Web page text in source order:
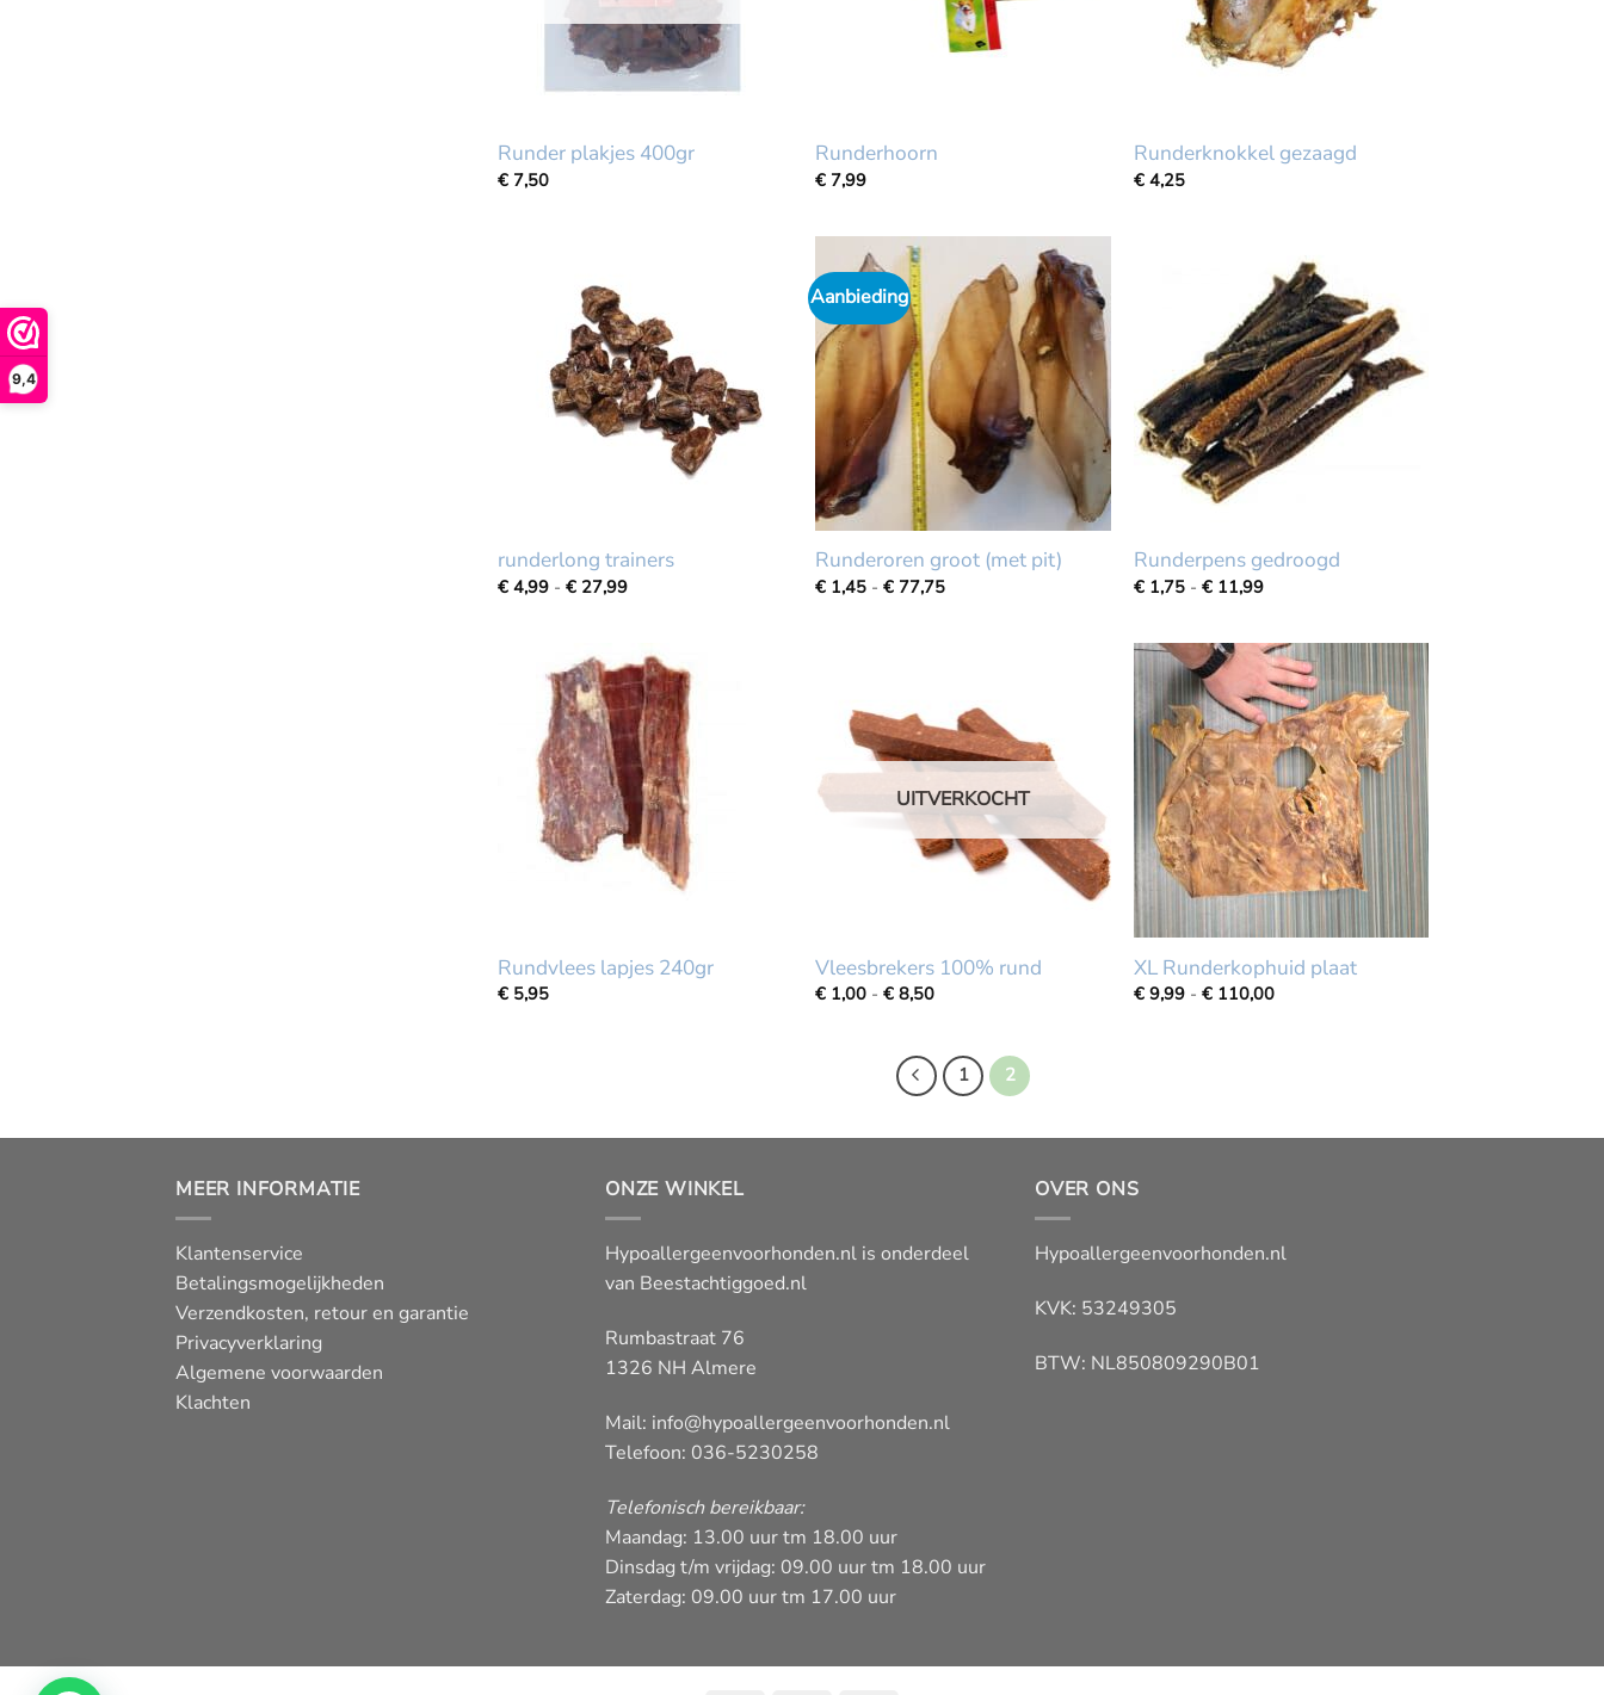
9,4
Runder plakjes 400gr
€ 7,50
Runderhoorn
€ 7,99
Runderknokkel gezaagd
€4,25
runderlong trainers
€ 4,99 - € 27,99Prijsklasse:
27,99
Aanbieding
Runderoren groot (met pit)
€ 1,45 - € 77,75Prijsklasse:
Runderpens gedroogd
€ 1,75 - € 11,99Prijsklasse:
€
11,99
Rundvlees lapjes 240gr
€ 5,95
UITVERKOCHT
Vleesbrekers 100% rund
€ 1,00 - €8,50Prijsklasse:
€
8,50
XL Runderkophuid plaat
€9,99 - € 110,00Prijsklasse:
1 2
MEER INFORMATIE
Klantenservice
Betalingsmogelijkheden
Verzendkosten, retour en garantie
Privacyverklaring
Algemene voorwaarden
Klachten
ONZE WINKEL
Hypoallergeenvoorhonden.nl is onderdeel
van Beestachtiggoed.nl
Rumbastraat 76
1326 NH Almere
Mail: info@hypoallergeenvoorhonden.nl
Telefoon: 036-5230258
Telefonisch bereikbaar:
Maandag: 13.00 uur tm 18.00 uur
Dinsdag t/m vrijdag: 09.00 uur tm 18.00 uur
Zaterdag: 09.00 uur tm 17.00 uur
OVER ONS
Hypoallergeenvoorhonden.nl
KVK: 53249305
BTW: NL850809290B01